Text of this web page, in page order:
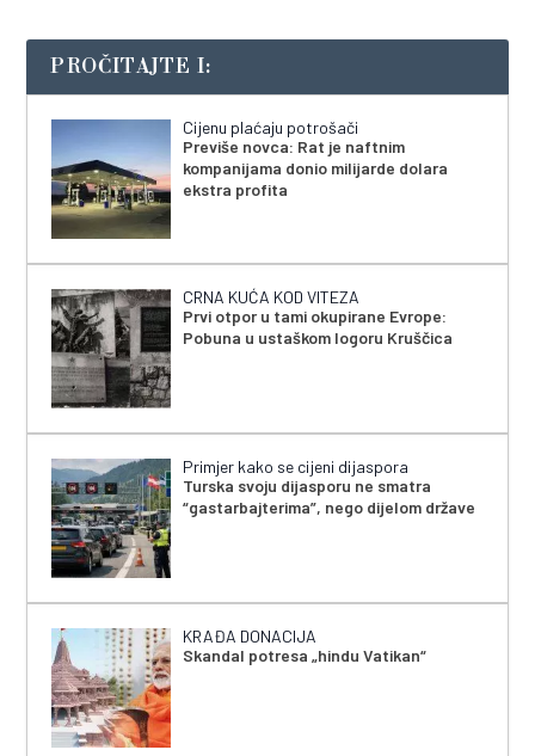
PROČITAJTE I:
Cijenu plaćaju potrošači
Previše novca: Rat je naftnim
kompanijama donio milijarde dolara
ekstra profita
CRNA KUĆA KOD VITEZA
Prvi otpor u tami okupirane Evrope:
Pobuna u ustaškom logoru Kruščica
Primjer kako se cijeni dijaspora
Turska svoju dijasporu ne smatra
“gastarbajterima”, nego dijelom države
KRAĐA DONACIJA
Skandal potresa „hindu Vatikan“